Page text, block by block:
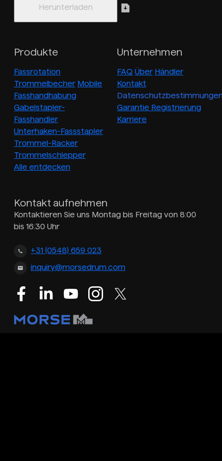
Produkte
Fassrotation
Trommelbecher Mobile
Fasshandhabung
Gabelstapler-
Fasshandler
Unterhaken-Fassstapler
Trommel-Racker
Trommelschlepper
Alle entdecken
Unternehmen
FAQ Über Händler
Kontakt
Garantie Registrierung
Karriere
Kontakt aufnehmen
Kontaktieren Sie uns Montag bis Freitag von 8:00
bis 16:30 Uhr
+31 (0548) 659 023
inquiry@morsedrum.com